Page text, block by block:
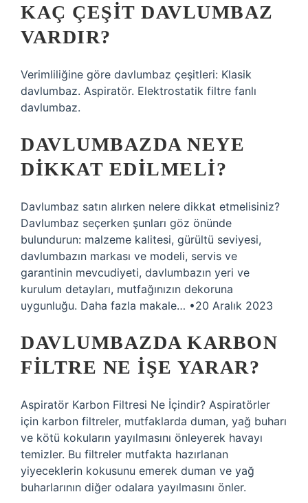
KAÇ ÇEŞIT DAVLUMBAZ
VARDIR?
Verimliliğine göre davlumbaz çeşitleri: Klasik
davlumbaz. Aspiratör. Elektrostatik filtre fanlı
davlumbaz.
DAVLUMBAZDA NEYE
DIKKAT EDILMELI?
Davlumbaz satın alırken nelere dikkat etmelisiniz?
Davlumbaz seçerken şunları göz önünde
bulundurun: malzeme kalitesi, gürültü seviyesi,
davlumbazın markası ve modeli, servis ve
garantinin mevcudiyeti, davlumbazın yeri ve
kurulum detayları, mutfağınızın dekoruna
uygunluğu. Daha fazla makale… •20 Aralık 2023
DAVLUMBAZDA KARBON
FILTRE NE IŞE YARAR?
Aspiratör Karbon Filtresi Ne İçindir? Aspiratörler
için karbon filtreler, mutfaklarda duman, yağ buharı
ve kötü kokuların yayılmasını önleyerek havayı
temizler. Bu filtreler mutfakta hazırlanan
yiyeceklerin kokusunu emerek duman ve yağ
buharlarının diğer odalara yayılmasını önler.